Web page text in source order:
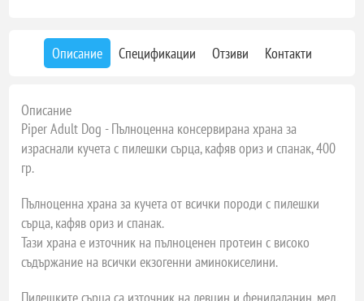
Описание Спецификации Отзиви Контакти
Описание
Piper Adult Dog - Пълноценна консервирана храна за
израснали кучета с пилешки сърца, кафяв ориз и спанак, 400
гр.
Пълноценна храна за кучета от всички породи с пилешки
сърца, кафяв ориз и спанак.
Тази храна е източник на пълноценен протеин с високо
съдържание на всички екзогенни аминокиселини.
Пилешките сърца са източник на левцин и фенилаланин, мед,